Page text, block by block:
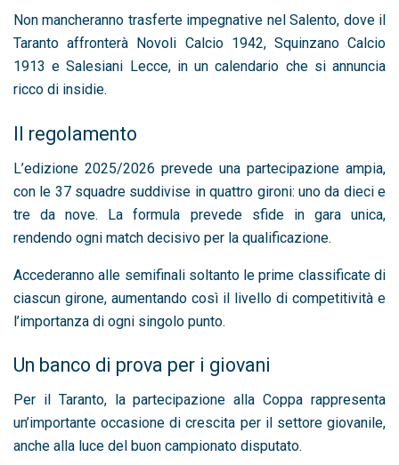
Non mancheranno trasferte impegnative nel Salento, dove il
Taranto affronterà Novoli Calcio 1942, Squinzano Calcio
1913 e Salesiani Lecce, in un calendario che si annuncia
ricco di insidie.
Il regolamento
L’edizione 2025/2026 prevede una partecipazione ampia,
con le 37 squadre suddivise in quattro gironi: uno da dieci e
tre da nove. La formula prevede sfide in gara unica,
rendendo ogni match decisivo per la qualificazione.
Accederanno alle semifinali soltanto le prime classificate di
ciascun girone, aumentando così il livello di competitività e
l’importanza di ogni singolo punto.
Un banco di prova per i giovani
Per il Taranto, la partecipazione alla Coppa rappresenta
un’importante occasione di crescita per il settore giovanile,
anche alla luce del buon campionato disputato.